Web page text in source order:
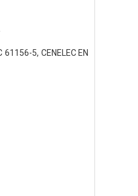
5, CENELEC EN